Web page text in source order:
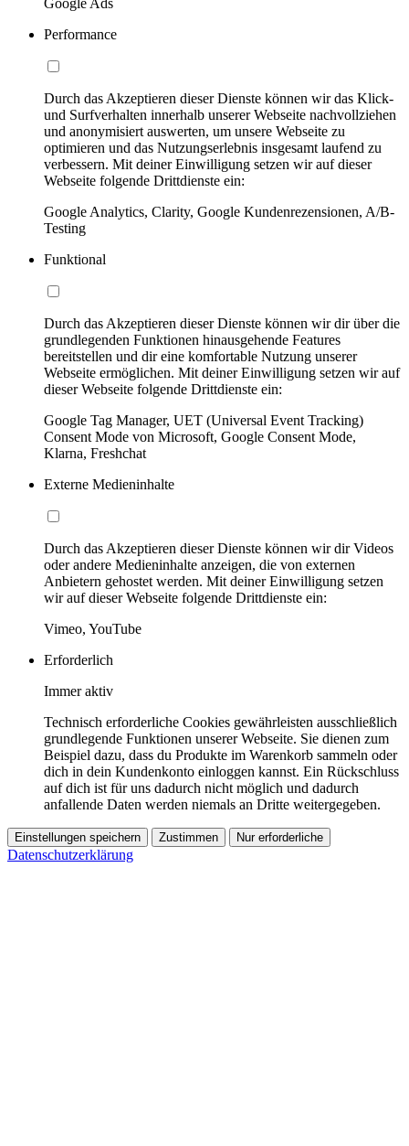
Performance
Durch das Akzeptieren dieser Dienste können wir das Klick-
und Surfverhalten innerhalb unserer Webseite nachvollziehen
und anonymisiert auswerten, um unsere Webseite zu
optimieren und das Nutzungserlebnis insgesamt laufend zu
verbessern. Mit deiner Einwilligung setzen wir auf dieser
Webseite folgende Drittdienste ein:
Google Analytics, Clarity, Google Kundenrezensionen, A/B-
Testing
Funktional
Durch das Akzeptieren dieser Dienste können wir dir über die
grundlegenden Funktionen hinausgehende Features
bereitstellen und dir eine komfortable Nutzung unserer
Webseite ermöglichen. Mit deiner Einwilligung setzen wir auf
dieser Webseite folgende Drittdienste ein:
Google Tag Manager, UET (Universal Event Tracking)
Consent Mode von Microsoft, Google Consent Mode,
Klarna, Freshchat
Externe Medieninhalte
Durch das Akzeptieren dieser Dienste können wir dir Videos
oder andere Medieninhalte anzeigen, die von externen
Anbietern gehostet werden. Mit deiner Einwilligung setzen
wir auf dieser Webseite folgende Drittdienste ein:
Vimeo, YouTube
Erforderlich
Immer aktiv
Technisch erforderliche Cookies gewährleisten ausschließlich
grundlegende Funktionen unserer Webseite. Sie dienen zum
Beispiel dazu, dass du Produkte im Warenkorb sammeln oder
dich in dein Kundenkonto einloggen kannst. Ein Rückschluss
auf dich ist für uns dadurch nicht möglich und dadurch
anfallende Daten werden niemals an Dritte weitergegeben.
Einstellungen speichern Zustimmen Nur erforderliche
Datenschutzerklärung